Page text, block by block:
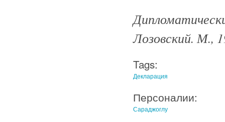
Лозовский. М.,
Tags:
Декларация
Персоналии:
Сараджоглу